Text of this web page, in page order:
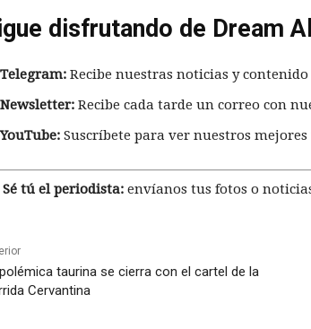
disfrutando de Dream
Telegram: Recibe nuestras noticias y
Newsletter: Recibe cada tarde un correo con
YouTube: Suscríbete para ver nuestros mejores
Sé tú el periodista: envíanos tus fotos o
taurina se cierra con el cartel de la
Cervantina